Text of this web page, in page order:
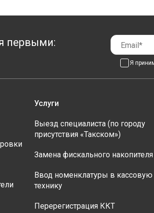
первыми:
Я
Услуги
Выезд специалиста (по городу
присутствия «Такском»)
Замена фискального накопителя
Ввод номенклатуры в кассовую
технику
Перерегистрация ККТ